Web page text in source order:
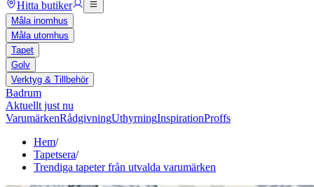
Hitta butiker
Måla inomhus
Måla utomhus
Tapet
Golv
Verktyg & Tillbehör
Badrum
Aktuellt just nu
VarumärkenRådgivningUthyrningInspirationProffs
Hem/
Tapetsera/
Trendiga tapeter från utvalda varumärken